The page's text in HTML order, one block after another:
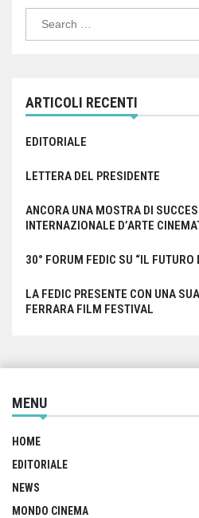
ARTICOLI RECENTI
EDITORIALE
LETTERA DEL PRESIDENTE
ANCORA UNA MOSTRA DI
INTERNAZIONALE D’ARTE
30° FORUM FEDIC SU “IL FUTURO
LA FEDIC PRESENTE CON UNA
FERRARA FILM FESTIVAL
MENU
HOME
EDITORIALE
NEWS
MONDO CINEMA